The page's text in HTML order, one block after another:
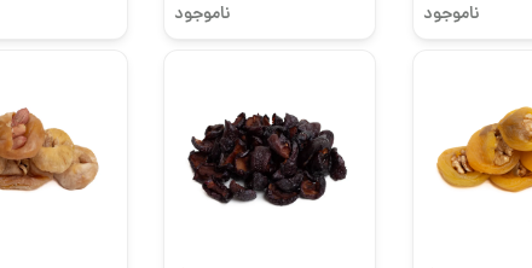
ناموجود ناموجود